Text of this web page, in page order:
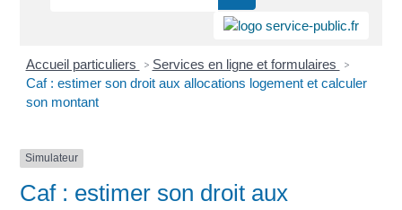
Accueil particuliers > Services en ligne et formulaires >
Caf : estimer son droit aux allocations logement et calculer
son montant
Simulateur
Caf : estimer son droit aux